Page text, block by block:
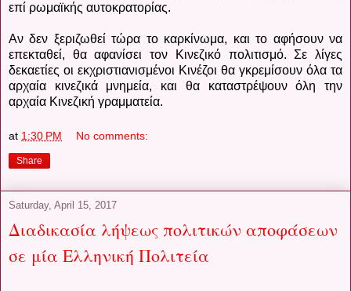
επί ρωμαϊκής αυτοκρατορίας.
Αν δεν ξεριζωθεί τώρα το καρκίνωμα, και το αφήσουν να
επεκταθεί, θα αφανίσει τον Κινεζικό πολιτισμό. Σε λίγες
δεκαετίες οι εκχριστιανισμένοι Κινέζοι θα γκρεμίσουν όλα τα
αρχαία κινεζικά μνημεία, και θα καταστρέψουν όλη την
αρχαία Κινεζική γραμματεία.
at 1:30 PM No comments:
Share
Saturday, April 15, 2017
Διαδικασία λήψεως πολιτικών αποφάσεων
σε μία Ελληνική Πολιτεία